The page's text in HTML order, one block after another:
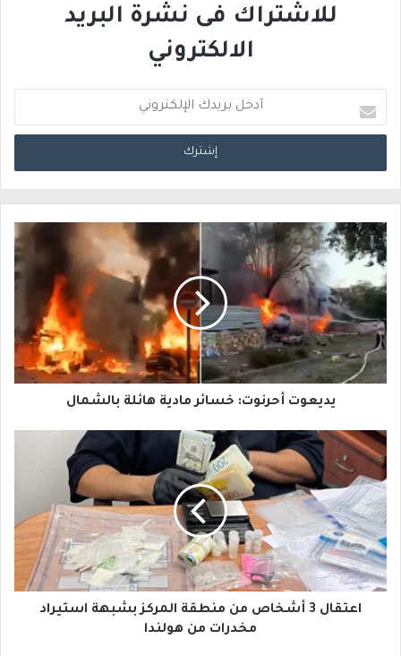
للاشتراك فى نشرة البريد
الالكتروني
د
خ
ب
ر
ي
د
ك
ا
إ
ل
ك
ت
ر
يديعوت أحرنوت: خسائر مادية هائلة بالشمال
اعتقال 3 أشخاص من منطقة المركز بشبهة استيراد
مخدرات من هولندا